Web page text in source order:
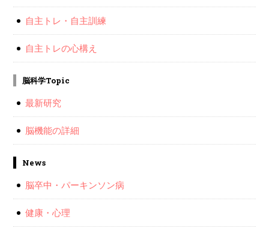
自主トレ・自主訓練
自主トレの心構え
脳科学Topic
最新研究
脳機能の詳細
News
脳卒中・パーキンソン病
健康・心理